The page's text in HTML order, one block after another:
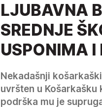
LJUBAVNA
SREDNJE
USPONIMA
Nekadašnji
uvršten u Košarkašku
podrška mu je